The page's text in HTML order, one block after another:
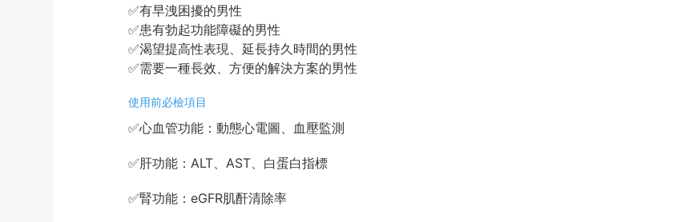
✅有早洩困擾的男性
✅患有勃起功能障礙的男性
✅渴望提高性表現、延長持久時間的男性
✅需要一種長效、方便的解決方案的男性
使用前必檢項目
✅心血管功能：動態心電圖、血壓監測
✅肝功能：ALT、AST、白蛋白指標
✅腎功能：eGFR肌酐清除率